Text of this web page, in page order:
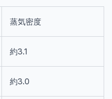
蒸気密度
約3.1
約3.0